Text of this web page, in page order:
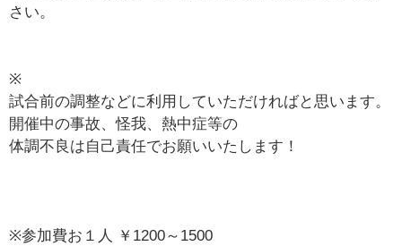
さい。
※
試合前の調整などに利用していただければと思います。
開催中の事故、怪我、熱中症等の
体調不良は自己責任でお願いいたします！
※参加費お１人 ￥1200～1500